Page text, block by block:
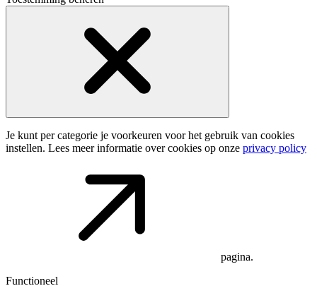
Je kunt per categorie je voorkeuren voor het gebruik van cookies
instellen. Lees meer informatie over cookies op onze privacy policy
pagina.
Functioneel